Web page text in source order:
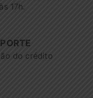
17h.
do crédito